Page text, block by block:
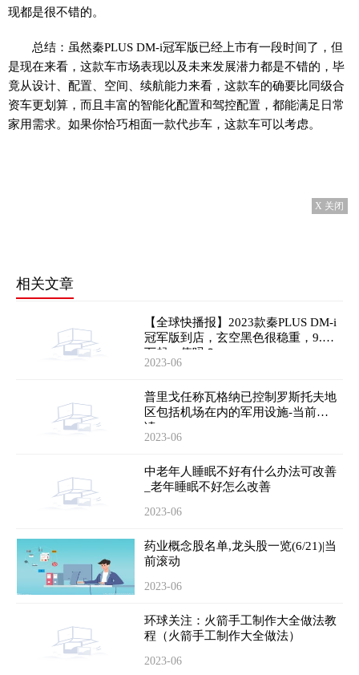
现都是很不错的。
总结：虽然秦PLUS DM-i冠军版已经上市有一段时间了，但
是现在来看，这款车市场表现以及未来发展潜力都是不错的，毕
竟从设计、配置、空间、续航能力来看，这款车的确要比同级合
资车更划算，而且丰富的智能化配置和驾控配置，都能满足日常
家用需求。如果你恰巧相面一款代步车，这款车可以考虑。
X 关闭
相关文章
【全球快播报】2023款秦PLUS DM-i
冠军版到店，玄空黑色很稳重，9.98
万起，值吗？
2023-06
普里戈任称瓦格纳已控制罗斯托夫地
区包括机场在内的军用设施-当前速
读
2023-06
中老年人睡眠不好有什么办法可改善
_老年睡眠不好怎么改善
2023-06
药业概念股名单,龙头股一览(6/21)|当
前滚动
2023-06
环球关注：火箭手工制作大全做法教
程（火箭手工制作大全做法）
2023-06